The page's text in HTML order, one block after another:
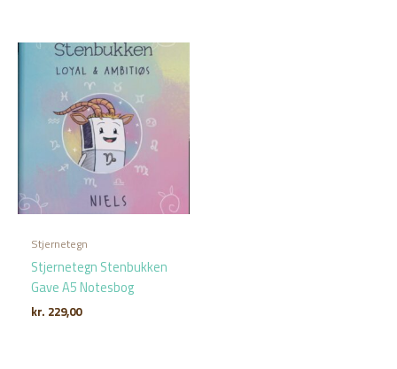
Stjernetegn
Stjernetegn Stenbukken
Gave A5 Notesbog
kr. 229,00